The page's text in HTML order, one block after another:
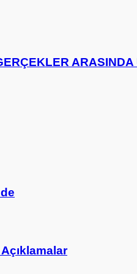
ARASINDA